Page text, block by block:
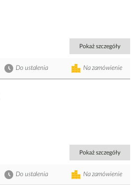
Pokaż szczegóły
Na zamówienie
Do ustalenia
Pokaż szczegóły
Na zamówienie
Do ustalenia